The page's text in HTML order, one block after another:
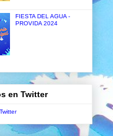
FIESTA DEL AGUA -
PROVIDA 2024
en Twitter